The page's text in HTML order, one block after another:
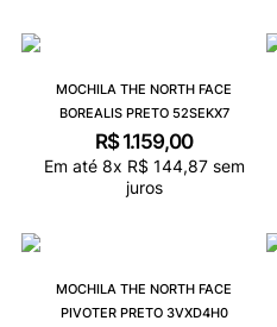
MOCHILA THE NORTH FACE
BOREALIS PRETO 52SEKX7
R$ 1.159,00
Em até 8x R$ 144,87sem
juros
MOCHILA THE NORTH FACE
PIVOTER PRETO 3VXD4H0